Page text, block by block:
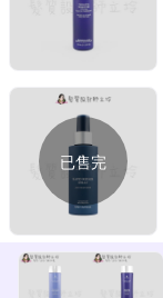
已售完